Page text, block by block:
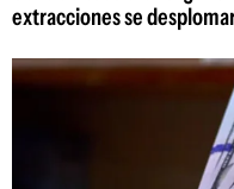
extracciones se